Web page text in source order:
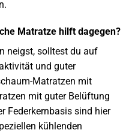
Matratze hilft dagegen?
neigst, solltest du auf
und guter
Matratzen mit
mit guter Belüftung
Federkernbasis sind hier
kühlenden